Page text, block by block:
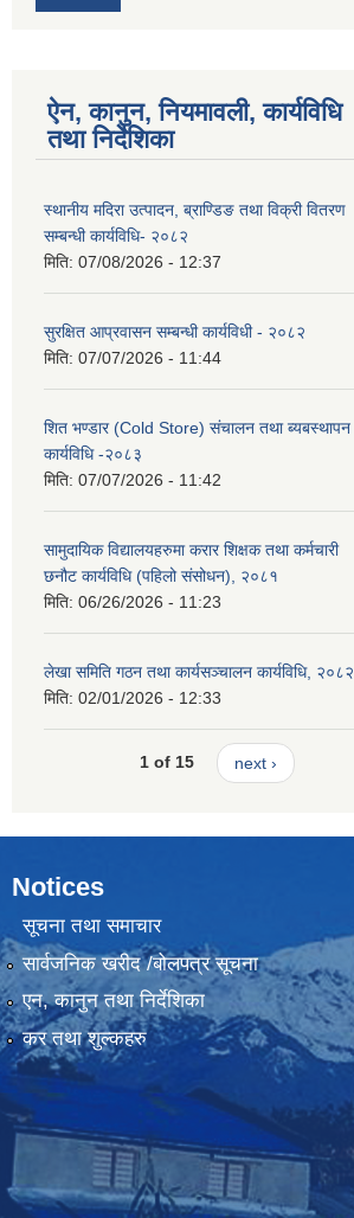
ऐन, कानुन, नियमावली, कार्यविधि
तथा निर्देशिका
स्थानीय मदिरा उत्पादन, ब्राण्डिङ तथा विक्री वितरण
सम्बन्धी कार्यविधि- २०८२
मिति: 07/08/2026 - 12:37
सुरक्षित आप्रवासन सम्बन्धी कार्यविधी - २०८२
मिति: 07/07/2026 - 11:44
शित भण्डार (Cold Store) संचालन तथा ब्यबस्थापन
कार्यविधि -२०८३
मिति: 07/07/2026 - 11:42
सामुदायिक विद्यालयहरुमा करार शिक्षक तथा कर्मचारी
छनौट कार्यविधि (पहिलो संसोधन), २०८१
मिति: 06/26/2026 - 11:23
लेखा समिति गठन तथा कार्यसञ्चालन कार्यविधि, २०८२
मिति: 02/01/2026 - 12:33
1 of 15 next ›
Notices
सूचना तथा समाचार
सार्वजनिक खरीद /बोलपत्र सूचना
एन, कानुन तथा निर्देशिका
कर तथा शुल्कहरु